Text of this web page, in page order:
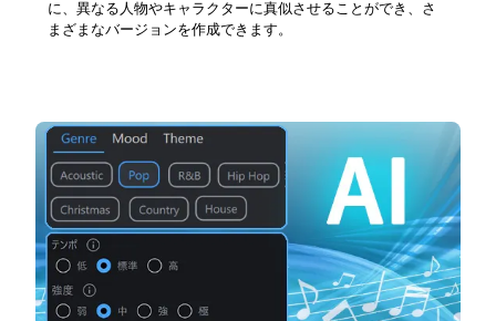
に、異なる人物やキャラクターに真似させることができ、さ
まざまなバージョンを作成できます。